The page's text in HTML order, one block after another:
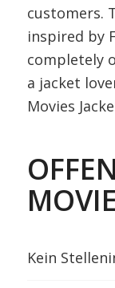
customers.
inspired by
completely
a jacket
Movies
Kein